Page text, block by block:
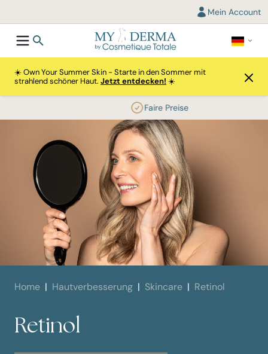
Mein Account
☀️ Own Your Summer Skin - Starte in den Sommer mit
strahlend schöner Haut. Jetzt entdecken! ☀️
Faire Preise
Home Hautverbesserung Skincare Retinol
Retinol